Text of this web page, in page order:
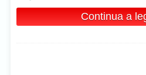
Continua a